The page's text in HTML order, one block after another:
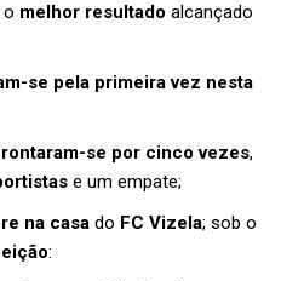
o melhor resultado alcançado
se pela primeira vez nesta
se por cinco vezes,
e um empate;
na casa do FC Vizela; sob o
: